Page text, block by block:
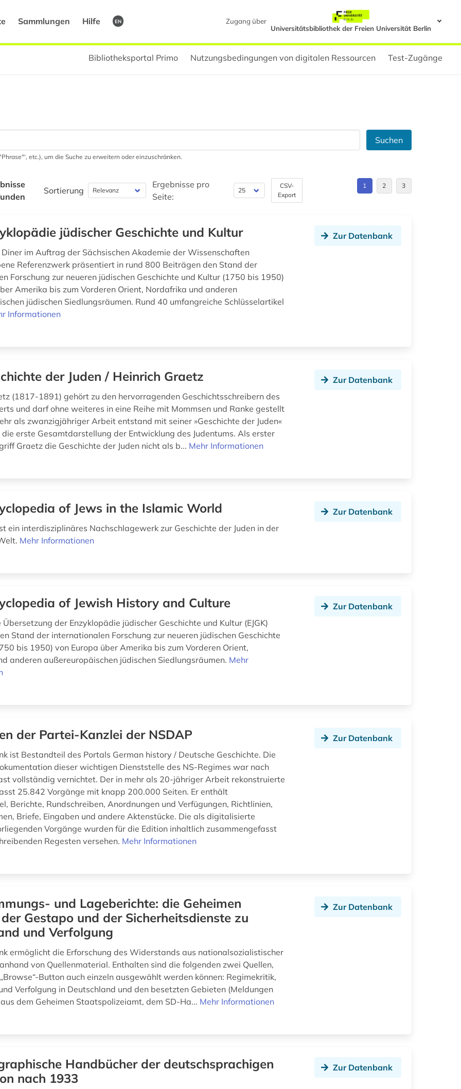
Sammlungen Hilfe EN
Zugang über
Universitätsbibliothek der Freien Universität Berlin
Bibliotheksportal Primo Nutzungsbedingungen von digitalen Ressourcen Test-Zugänge
Suchen
etc.), um die Suche zu erweitern oder einzuschränken.
Sortierung
Ergebnisse pro
Seite:
CSV-
Export
1 2 3
jüdischer Geschichte und Kultur
im Auftrag der Sächsischen Akademie der Wissenschaften
Referenzwerk präsentiert in rund 800 Beiträgen den Stand der
Forschung zur neueren jüdischen Geschichte und Kultur (1750 bis 1950)
Amerika bis zum Vorderen Orient, Nordafrika und anderen
jüdischen Siedlungsräumen. Rund 40 umfangreiche Schlüsselartikel
Informationen
Zur Datenbank
der Juden / Heinrich Graetz
(1817-1891) gehört zu den hervorragenden Geschichtsschreibern des
und darf ohne weiteres in eine Reihe mit Mommsen und Ranke gestellt
als zwanzigjähriger Arbeit entstand mit seiner »Geschichte der Juden«
erste Gesamtdarstellung der Entwicklung des Judentums. Als erster
Graetz die Geschichte der Juden nicht als b... Mehr Informationen
Zur Datenbank
of Jews in the Islamic World
ein interdisziplinäres Nachschlagewerk zur Geschichte der Juden in der
Mehr Informationen
Zur Datenbank
of Jewish History and Culture
Übersetzung der Enzyklopädie jüdischer Geschichte und Kultur (EJGK)
Stand der internationalen Forschung zur neueren jüdischen Geschichte
bis 1950) von Europa über Amerika bis zum Vorderen Orient,
anderen außereuropäischen jüdischen Siedlungsräumen. Mehr
Zur Datenbank
der Partei-Kanzlei der NSDAP
ist Bestandteil des Portals German history / Deutsche Geschichte. Die
dieser wichtigen Dienststelle des NS-Regimes war nach
vollständig vernichtet. Der in mehr als 20-jähriger Arbeit rekonstruierte
25.842 Vorgänge mit knapp 200.000 Seiten. Er enthält
Berichte, Rundschreiben, Anordnungen und Verfügungen, Richtlinien,
Briefe, Eingaben und andere Aktenstücke. Die als digitalisierte
Vorgänge wurden für die Edition inhaltlich zusammengefasst
Regesten versehen. Mehr Informationen
Zur Datenbank
und Lageberichte: die Geheimen
Gestapo und der Sicherheitsdienste zu
und Verfolgung
ermöglicht die Erforschung des Widerstands aus nationalsozialistischer
von Quellenmaterial. Enthalten sind die folgenden zwei Quellen,
Button auch einzeln ausgewählt werden können: Regimekritik,
Verfolgung in Deutschland und den besetzten Gebieten (Meldungen
dem Geheimen Staatspolizeiamt, dem SD-Ha... Mehr Informationen
Zur Datenbank
Handbücher der deutschsprachigen
nach 1933
Zur Datenbank